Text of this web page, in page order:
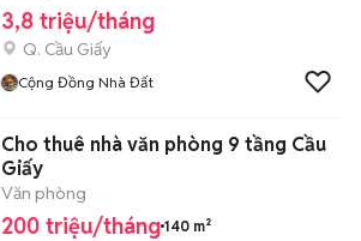
3,8 triệu/tháng
Q. Cầu Giấy
Cộng Đồng Nhà Đất
Cho thuê nhà văn phòng 9 tầng Cầu
Giấy
Văn phòng
200 triệu/tháng 140 m²